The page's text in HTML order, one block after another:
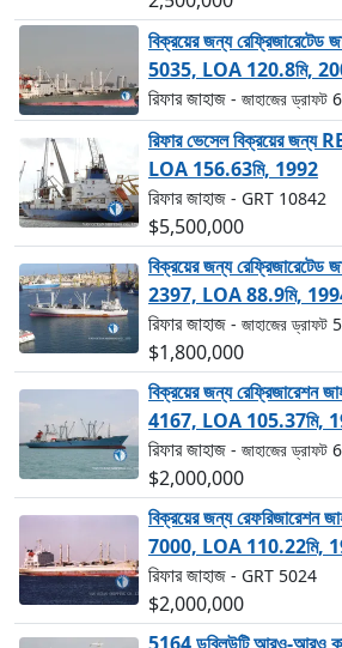
বিক্রয়ের জন্য
5035, LOA 120.8মি,
রিফার জাহাজ - জাহাজের ড্রাফট
রিফার ভেসেল বিক্রয়ের
LOA 156.63মি, 1992
রিফার জাহাজ - GRT 10842
$5,500,000
বিক্রয়ের জন্য
2397, LOA 88.9মি,
রিফার জাহাজ - জাহাজের ড্রাফট
$1,800,000
বিক্রয়ের জন্য
4167, LOA 105.37মি,
রিফার জাহাজ - জাহাজের ড্রাফট
$2,000,000
বিক্রয়ের জন্য
7000, LOA 110.22মি,
রিফার জাহাজ - GRT 5024
$2,000,000